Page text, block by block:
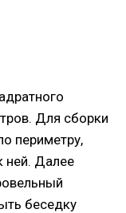
Для сборки
периметру,
ней. Далее
беседку